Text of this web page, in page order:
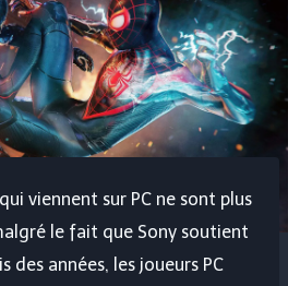
viennent sur PC ne sont plus
le fait que Sony soutient
des années, les joueurs PC